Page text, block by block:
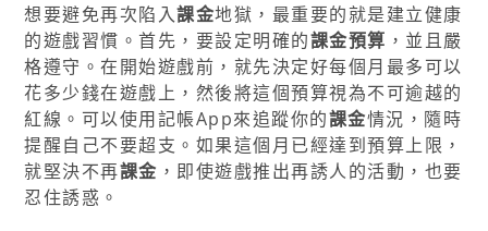
想要避免再次陷入課金地獄，最重要的就是建立健康
的遊戲習慣。首先，要設定明確的課金預算 ，並且嚴
格遵守。在開始遊戲前，就先決定好每個月最多可以
花多少錢在遊戲上，然後將這個預算視為不可逾越的
紅線。可以使用記帳App來追蹤你的課金情況，隨時
提醒自己不要超支。如果這個月已經達到預算上限，
就堅決不再課金 ，即使遊戲推出再誘人的活動，也要
忍住誘惑。